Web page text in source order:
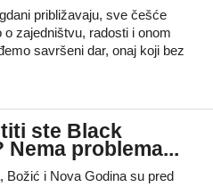
približavaju, sve češće
o zajedništvu, radosti i onom
savršeni dar, onaj koji bez
ste Black
Nema problema...
Božić i Nova Godina su pred